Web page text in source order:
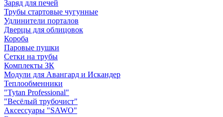
Заряд для печей
Трубы стартовые чугунные
Удлинители порталов
Дверцы для облицовок
Короба
Паровые пушки
Сетки на трубы
Комплекты ЗК
Модули для Авангард и Искандер
Теплообменники
"Tytan Professional"
"Весёлый трубочист"
Аксессуары "SAWO"